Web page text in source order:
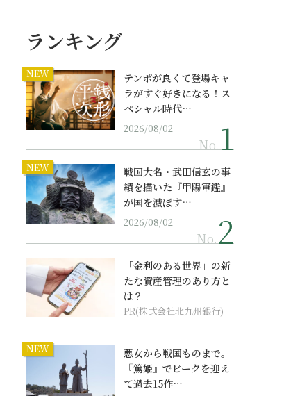
ランキング
NEW
テンポが良くて登場キャ
ラがすぐ好きになる！ス
ペシャル時代…
2026/08/02
No.
NEW
戦国大名・武田信玄の事
績を描いた『甲陽軍鑑』
が国を滅ぼす…
2026/08/02
No.
「金利のある世界」の新
たな資産管理のあり方と
は？
PR(株式会社北九州銀行)
NEW
悪女から戦国ものまで。
『篤姫』でピークを迎え
て過去15作…